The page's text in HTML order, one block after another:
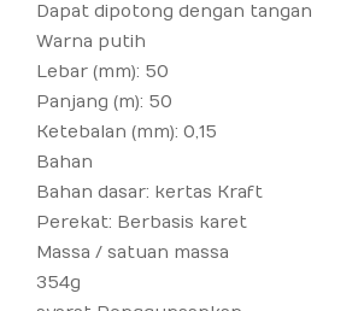
Dapat dipotong dengan tangan
Warna putih
Lebar (mm): 50
Panjang (m): 50
Ketebalan (mm): 0,15
Bahan
Bahan dasar: kertas Kraft
Perekat: Berbasis karet
Massa / satuan massa
354g